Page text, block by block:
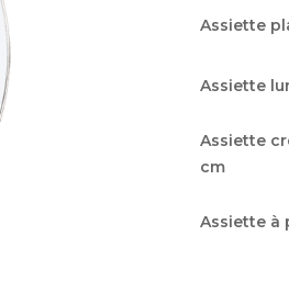
groupé
Assiette
Assiette
Assiette
cm
Assiette à